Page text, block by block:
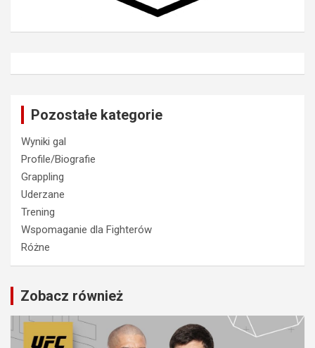
Pozostałe kategorie
Wyniki gal
Profile/Biografie
Grappling
Uderzane
Trening
Wspomaganie dla Fighterów
Różne
Zobacz również